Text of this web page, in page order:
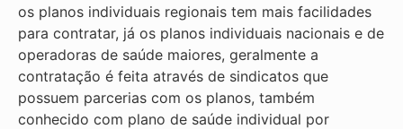
os planos individuais regionais tem mais facilidades
para contratar, já os planos individuais nacionais e de
operadoras de saúde maiores, geralmente a
contratação é feita através de sindicatos que
possuem parcerias com os planos, também
conhecido com plano de saúde individual por